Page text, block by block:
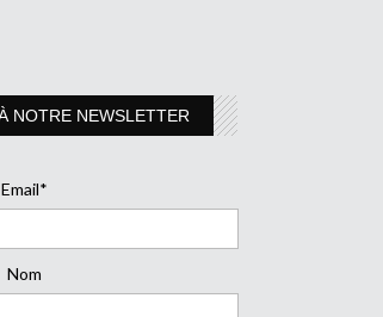
NOTRE NEWSLETTER
Email*
Nom